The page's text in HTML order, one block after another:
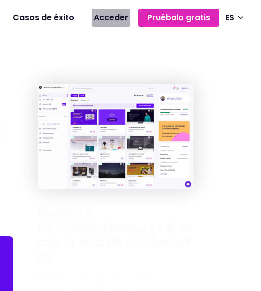
Casos de éxito Acceder Pruébalo gratis ES